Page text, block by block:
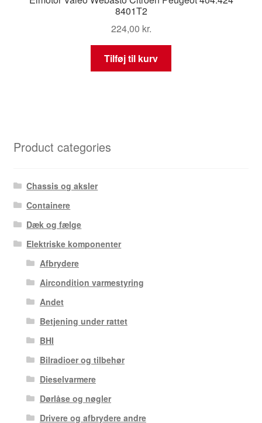
8401T2
224,00 kr.
Tilføj til kurv
Product categories
Chassis og aksler
Containere
Dæk og fælge
Elektriske komponenter
Afbrydere
Aircondition varmestyring
Andet
Betjening under rattet
BHI
Bilradioer og tilbehør
Dieselvarmere
Dørlåse og nøgler
Drivere og afbrydere andre